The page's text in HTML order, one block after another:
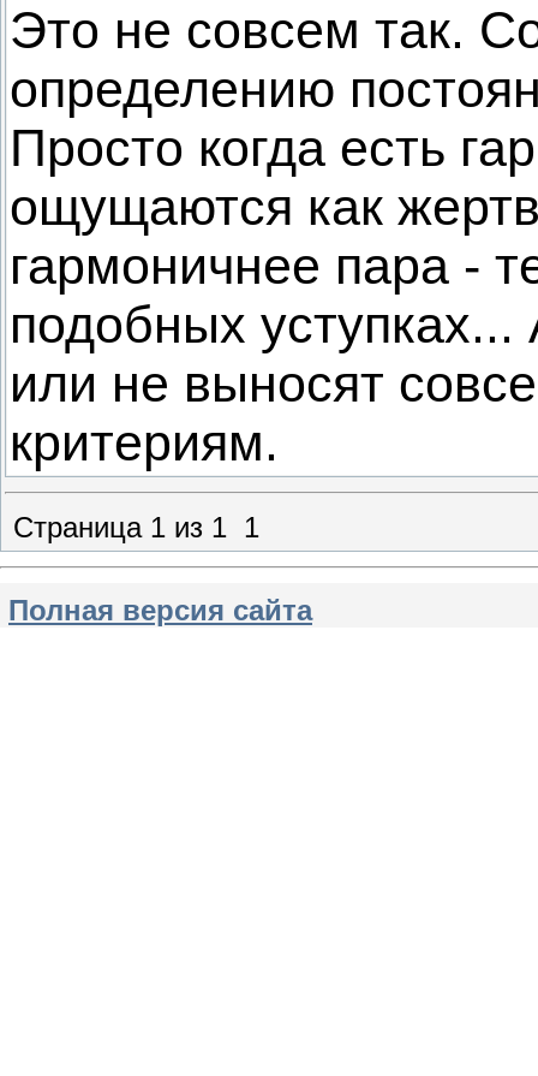
Это не совсем так.
определению
Просто когда есть
ощущаются как
гармоничнее пара -
подобных
или не выносят
критериям.
Страница 1 из 1 1
Полная версия сайта